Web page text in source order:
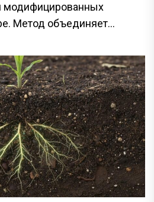
модифицированных
Метод объединяет...